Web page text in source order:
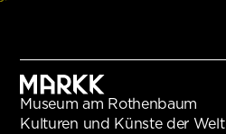
Museum am Rothenbaum
Kulturen und Künste der Welt